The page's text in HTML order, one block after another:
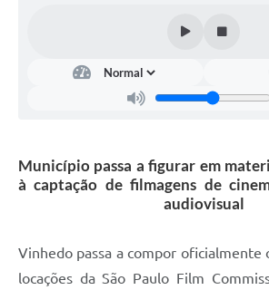
Arquivos para Download
Contas Públicas
Serviços Online
Município passa a figurar em
à captação de filmagens de
audiovisual
Vinhedo passa a compor oficialmente
locações da São Paulo Film